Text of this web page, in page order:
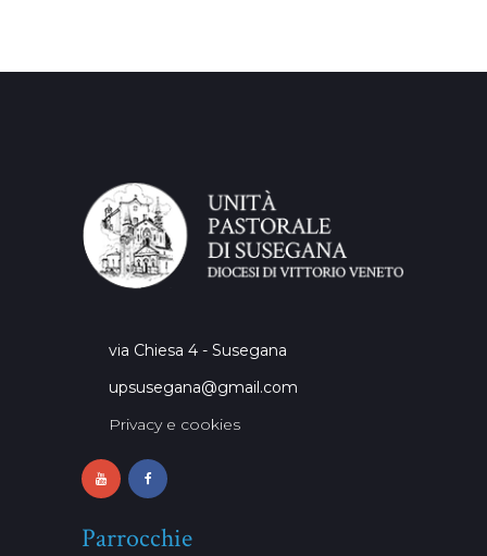
via Chiesa 4 - Susegana
upsusegana@gmail.com
Privacy e cookies
Parrocchie